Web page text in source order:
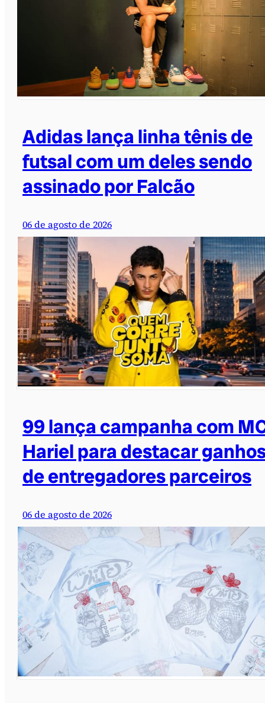
Adidas lança linha tênis de
futsal com um deles sendo
assinado por Falcão
06 de agosto de 2026
99 lança campanha com
Hariel para destacar
de entregadores parceiros
06 de agosto de 2026